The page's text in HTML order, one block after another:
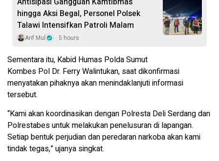
hingga Aksi Begal, Personel Polsek
Talawi Intensifkan Patroli Malam
Arif Mul 5 hours
Sementara itu, Kabid Humas Polda Sumut
Kombes Pol Dr. Ferry Walintukan, saat dikonfirmasi
menyatakan pihaknya akan menindaklanjuti informasi
tersebut.
“Kami akan koordinasikan dengan Polresta Deli Serdang dan
Polrestabes untuk melakukan penelusuran di lapangan.
Setiap bentuk perjudian dan peredaran narkoba akan kami
tindak tegas,” ujanya singkat.